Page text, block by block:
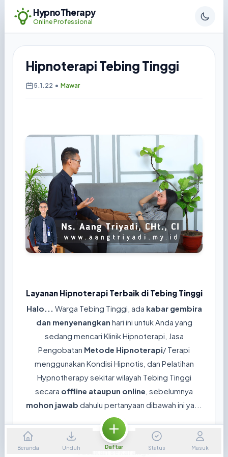
HypnoTherapy
Online Professional
Hipnoterapi Tebing Tinggi
5.1.22 • Mawar
Layanan Hipnoterapi Terbaik di Tebing Tinggi
Halo... Warga Tebing Tinggi, ada kabar gembira
dan menyenangkan hari ini untuk Anda yang
sedang mencari Klinik Hipnoterapi, Jasa
Pengobatan Metode Hipnoterapi/ Terapi
menggunakan Kondisi Hipnotis, dan Pelatihan
Hypnotherapy sekitar wilayah Tebing Tinggi
secara offline ataupun online , sebelumnya
mohon jawab dahulu pertanyaan dibawah ini ya...
😊
Apakah ini kondisi yang Anda/ Keluaraga
rasakan sekarang?
Beranda Unduh Daftar Status Masuk